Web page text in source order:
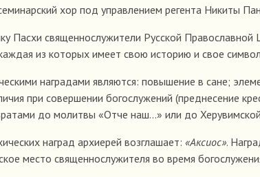
хор под управлением регента Никиты
Пасхи священнослужители Русской
из которых имеет свою историю и свое
наградами являются: повышение в сане;
при совершении богослужений (преднесение
до молитвы «Отче наш...» или до
наград архиерей возглашает: «Аксиос».
место священнослужителя во время